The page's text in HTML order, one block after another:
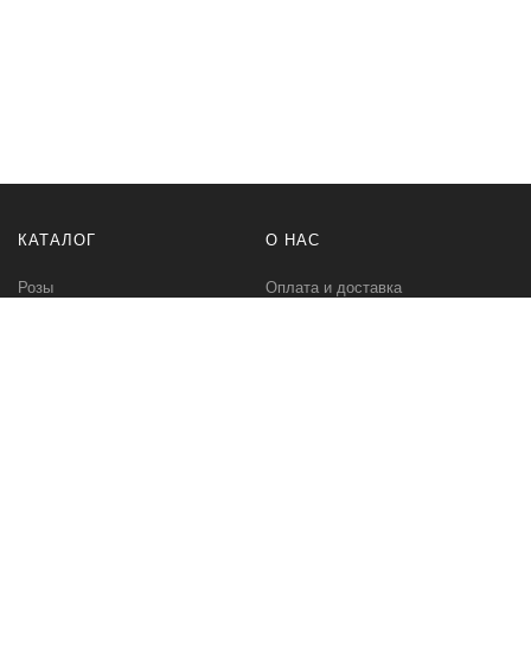
КАТАЛОГ
Розы
О НАС
Оплата и доставка